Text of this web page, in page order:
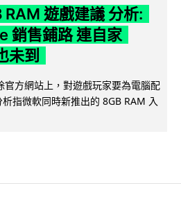
遊戲建議 分析:
銷售鋪路 連自家
未到
方網站上，對遊戲玩家要為電腦配
指微軟同時新推出的 8GB RAM 入